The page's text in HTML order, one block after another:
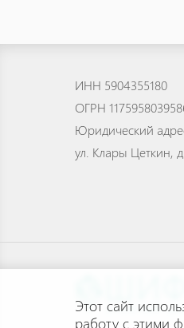
ИНН 5904355180
ОГРН
Юридический
ул. Клары Цеткин,
Этот сайт
работу с этими